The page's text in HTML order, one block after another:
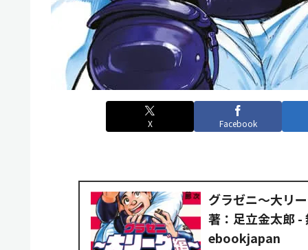
X Facebook
グラゼニ～大リ
著：足立金太郎 -
ebookjapan